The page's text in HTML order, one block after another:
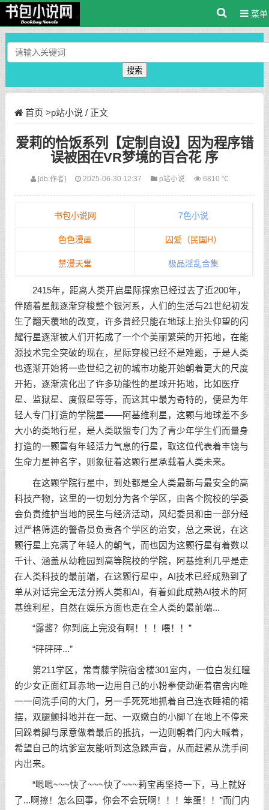
菜单
搜索
首页 >p站小说 / 正文
爱莉的恰饭系列【定制自设】因为程序错
误被困在VR梦境的百合花 序
[db:作者] 2025-06-30 12:37 p站小说 6810 ℃
书包小说网 7色小说
色色漫画 囚爱（民国H）
禁漫天堂 极品淫乱合集
2415年，距离人类开启星际探索已经过去了近200年，
伴随着星舰逐渐穿梭整个银河系，人们的生活与21世纪初发
生了翻天覆地的改变，许多曾经只能在地球上抬头仰望的闪
耀行星逐渐被人们开拓成了一个个美丽繁荣的开拓地，在能
源技术完全突破的现在，星际穿梭已经不是难题，于是人类
也逐渐开始将一些世纪之初的城市功能开始朝着更大的尺度
开拓，逐渐演化出了许多功能性的星球开拓地，比如医疗
星、监狱星、度假星等等，而这其中最为奇特的，便是为年
轻人专门打造的学院星——阿基维利星，这颗与地球差不多
大小的类地行星，是人类联盟专门为了青少年学生们而量身
打造的一颗富有年轻活力气息的行星，取这位代表着丰饶与
生命力星神名字，则象征着这颗行星承载着人类未来。
在这颗学院行星中，到处都是全人类最新与最安全的高
科技产物，这里的一切划分为各个学区，由各个院校的学委
会负责维护当地的民生与经济活动，风纪委员和由一部分经
过严格筛选的警备员负责各个学区的治安，总之来说，在这
颗行星上充满了年轻人的朝气，而也因为这颗行星有着数以
千计、涵盖从幼稚园到高等院校的学院，阿基维利几乎是走
在人类科技的最前端，在这颗行星中，AI技术已经成熟到了
单从对话完全无法分辨人类和AI，有着如此成熟AI技术的阿
基维利星，自然在娱乐方面也走在全人类的最前端...
“露酱？你到底上完没有啊！！！喂！！”
“砰砰砰...”
第211学区，常青藤学院宿舍楼301室内，一位白发红瞳
的少女正面红耳赤地一边用自己的小粉拳使劲砸着宿舍内唯
一一间洗手间的大门，另一手死死地抓着自己连衣睡裙的裙
摆，双腿颤抖地并在一起、一双嫩白的小脚丫在地上不停来
回跺着脚与尿意做着最后的抵抗，一边则朝着门内大喊着，
希望自己的坑爹室友能听到这急躁声音，从而赶紧从洗手间
内出来。
“嗯嗯~~~快了~~~快了~~~莉宝再坚持一下，马上就好
了...啊擦！怎么回事，你会不会玩啊！！！笨蛋！！”而门内